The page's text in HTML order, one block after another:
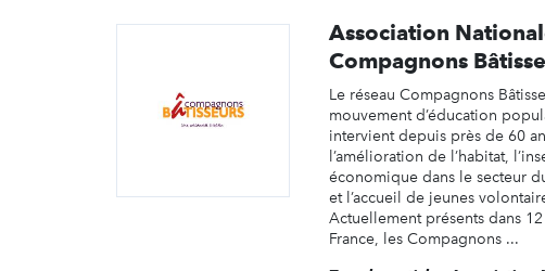
Association
Compagnons
Le réseau Compagnons
mouvement d’éducation
intervient depuis près de 60
l’amélioration de l’habitat,
économique dans le secteur
et l’accueil de jeunes
Actuellement présents dans
France, les Compagnons ...